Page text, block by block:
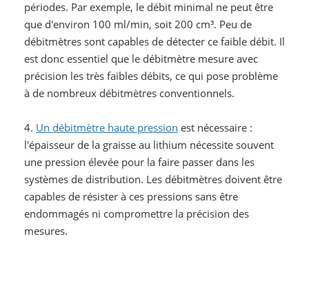
périodes. Par exemple, le débit minimal ne peut être
que d'environ 100 ml/min, soit 200 cm³. Peu de
débitmètres sont capables de détecter ce faible débit. Il
est donc essentiel que le débitmètre mesure avec
précision les très faibles débits, ce qui pose problème
à de nombreux débitmètres conventionnels.
4. Un débitmètre haute pression est nécessaire :
l'épaisseur de la graisse au lithium nécessite souvent
une pression élevée pour la faire passer dans les
systèmes de distribution. Les débitmètres doivent être
capables de résister à ces pressions sans être
endommagés ni compromettre la précision des
mesures.